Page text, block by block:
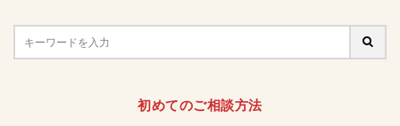
初めてのご相談方法